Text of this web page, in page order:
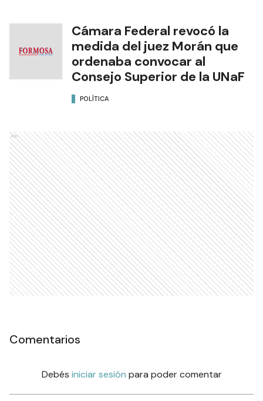
Cámara Federal revocó la
medida del juez Morán que
ordenaba convocar al
Consejo Superior de la UNaF
POLÍTICA
Ads
Comentarios
Debés iniciar sesión para poder comentar